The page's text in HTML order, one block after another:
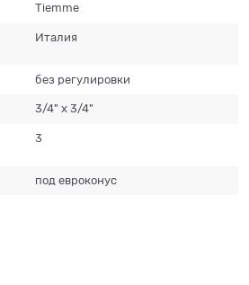
Tiemme
Италия
без регулировки
3/4" x 3/4"
3
под евроконус